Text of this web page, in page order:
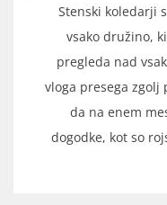
Stenski koledarji
vsako družino,
pregleda nad
vloga presega zgolj
da na enem
dogodke, kot so